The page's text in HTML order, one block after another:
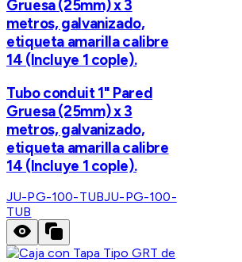
Gruesa (25mm) x 3
metros, galvanizado,
etiqueta amarilla calibre
14 (Incluye 1 cople).
Tubo conduit 1" Pared
Gruesa (25mm) x 3
metros, galvanizado,
etiqueta amarilla calibre
14 (Incluye 1 cople).
JU-PG-100-TUBJU-PG-100-
TUB